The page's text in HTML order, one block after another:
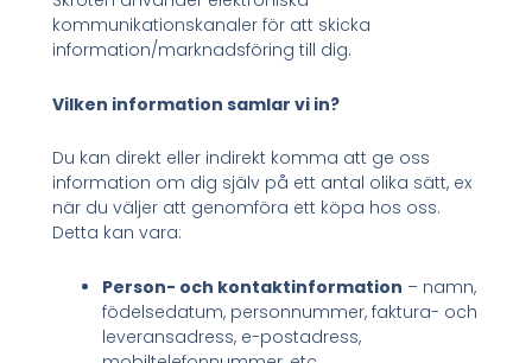
kommunikationskanaler för att skicka
information/marknadsföring till dig.
Vilken information samlar vi in?
Du kan direkt eller indirekt komma att ge oss
information om dig själv på ett antal olika sätt, ex
när du väljer att genomföra ett köpa hos oss.
Detta kan vara:
Person- och kontaktinformation – namn,
födelsedatum, personnummer, faktura- och
leveransadress, e-postadress,